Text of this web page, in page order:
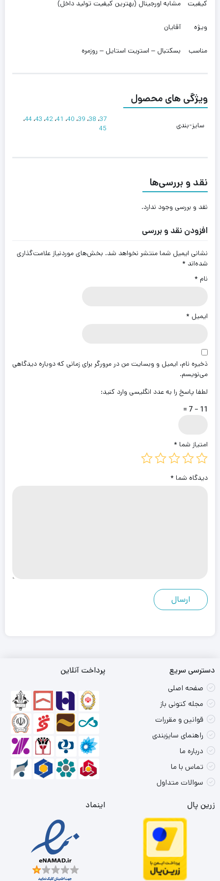
کیفیت مشابه اورجینال (بهترین کیفیت تولید داخل)
ویژه آقایان
مناسب بسکتبال – استریت استایل – روزمره
ویژگی های محصول
سایز-بندی
37، 38، 39، 40، 41،42، 43،44،
45
نقد و بررسی‌ها
نقد و بررسی وجود ندارد.
افزودن نقد و بررسی
نشانی ایمیل شما منتشر نخواهد شد. بخش‌های موردنیاز علامت‌گذاری
شده‌اند *
نام *
ایمیل *
ذخیره نام، ایمیل و وبسایت من در مرورگر برای زمانی که دوباره دیدگاهی
می‌نویسم.
لطفا پاسخ را به عدد انگلیسی وارد کنید:
11 − 7 =
امتیاز شما *
دیدگاه شما *
دسترسی سریع
صفحه اصلی
مجله کتونی باز
قوانین و مقررات
راهنمای سایزبندی
درباره ما
تماس با ما
سوالات متداول
پرداخت آنلاین
زرین پال اینماد